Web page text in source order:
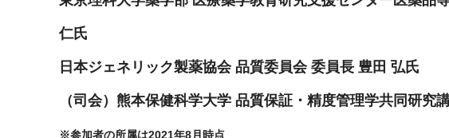
仁氏
日本ジェネリック製薬協会 品質委員会 委員長 豊田 弘氏
（司会）熊本保健科学大学 品質保証・精度管理学共同研究
※参加者の所属は2021年8月時点